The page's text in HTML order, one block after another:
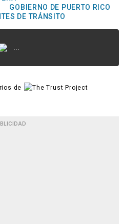
GOBIERNO DE PUERTO RICO
DE TRÁNSITO
...
de